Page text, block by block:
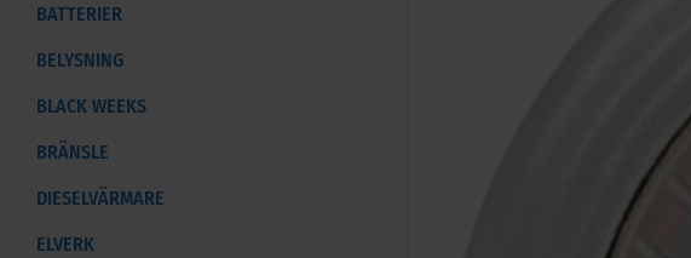
BATTERIER
BELYSNING
BLACK WEEKS
BRÄNSLE
DIESELVÄRMARE
ELVERK